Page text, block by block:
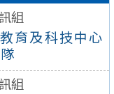
組
育及科技中心
組